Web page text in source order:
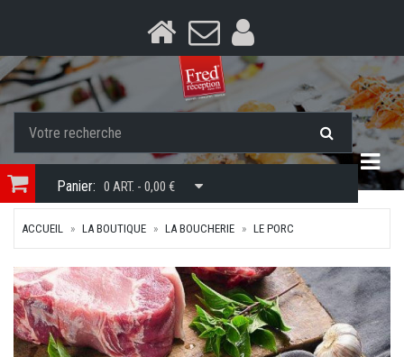
Panier: 0 ART. - 0,00 €
ACCUEIL LA BOUTIQUE LA BOUCHERIE LE PORC